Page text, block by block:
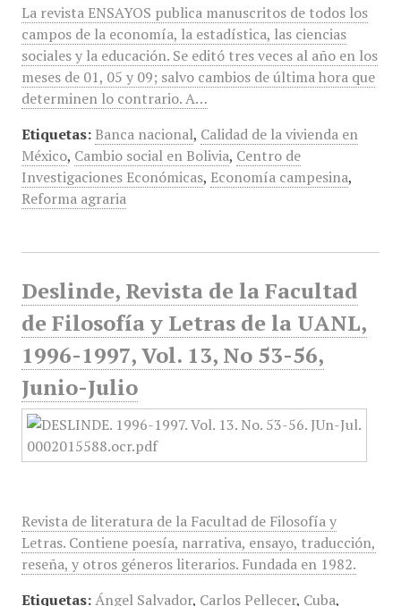
La revista ENSAYOS publica manuscritos de todos los
campos de la economía, la estadística, las ciencias
sociales y la educación. Se editó tres veces al año en los
meses de 01, 05 y 09; salvo cambios de última hora que
determinen lo contrario. A…
Etiquetas: Banca nacional, Calidad de la vivienda en
México, Cambio social en Bolivia, Centro de
Investigaciones Económicas, Economía campesina,
Reforma agraria
Deslinde, Revista de la Facultad
de Filosofía y Letras de la UANL,
1996-1997, Vol. 13, No 53-56,
Junio-Julio
Revista de literatura de la Facultad de Filosofía y
Letras. Contiene poesía, narrativa, ensayo, traducción,
reseña, y otros géneros literarios. Fundada en 1982.
Etiquetas: Ángel Salvador, Carlos Pellecer, Cuba,